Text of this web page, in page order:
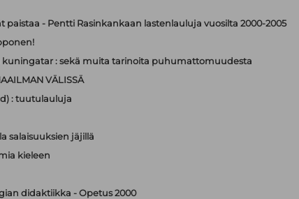
paistaa - Pentti Rasinkankaan lastenlauluja vuosilta 2000-2005
kuningatar : sekä muita tarinoita puhumattomuudesta
VÄLISSÄ
: tuutulauluja
salaisuuksien jäjillä
kieleen
didaktiikka - Opetus 2000